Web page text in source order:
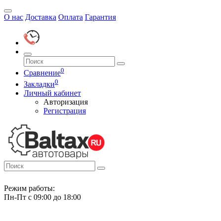
О нас Доставка Оплата Гарантия
Сравнение0
Закладки0
Личный кабинет
Авторизация
Регистрация
Режим работы:
Пн-Пт с 09:00 до 18:00